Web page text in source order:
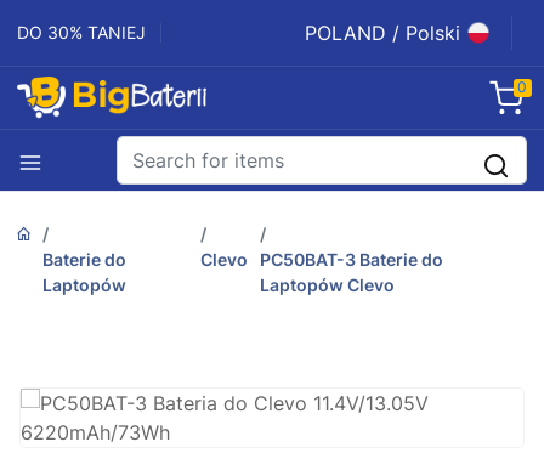
DO 30% TANIEJ POLAND / Polski
0
Baterie do
Laptopów
Clevo
PC50BAT-3 Baterie do
Laptopów Clevo